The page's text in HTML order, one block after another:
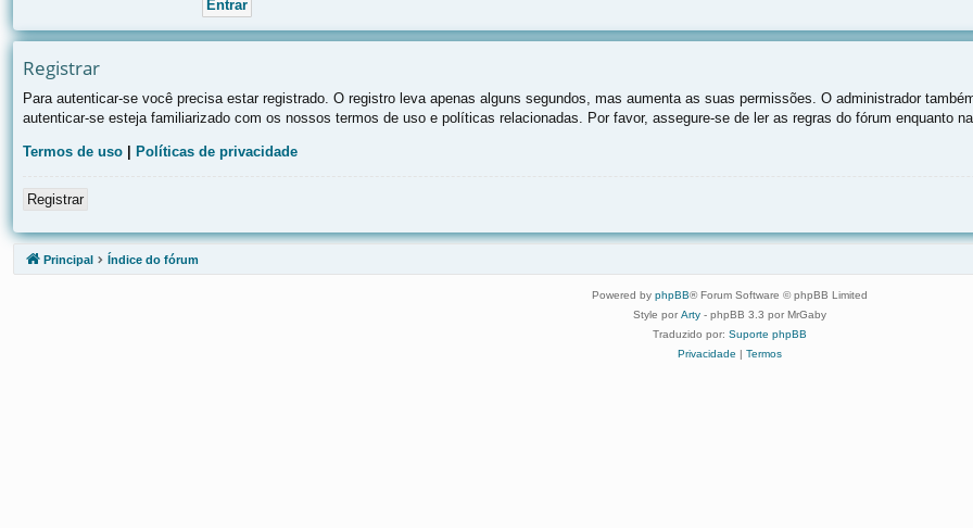
Registrar
Para autenticar-se você precisa estar registrado. O registro leva apenas alguns segundos, mas aumenta as suas permissões. O administrador
autenticar-se esteja familiarizado com os nossos termos de uso e políticas relacionadas. Por favor, assegure-se de ler as regras do fórum enquanto
Termos de uso Políticas de privacidade
Registrar
Principal Índice do fórum
Powered by phpBB® Forum Software © phpBB Limited
Style por Arty - phpBB 3.3 por MrGaby
Traduzido por: Suporte phpBB
Privacidade
Termos